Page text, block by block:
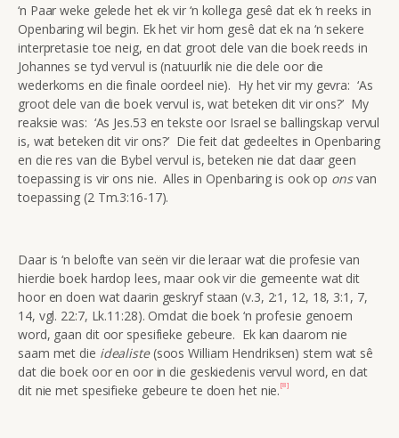
‘n Paar weke gelede het ek vir ‘n kollega gesê dat ek ‘n reeks in
Openbaring wil begin. Ek het vir hom gesê dat ek na ‘n sekere
interpretasie toe neig, en dat groot dele van die boek reeds in
Johannes se tyd vervul is (natuurlik nie die dele oor die
wederkoms en die finale oordeel nie). Hy het vir my gevra: ‘As
groot dele van die boek vervul is, wat beteken dit vir ons?’ My
reaksie was: ‘As Jes.53 en tekste oor Israel se ballingskap vervul
is, wat beteken dit vir ons?’ Die feit dat gedeeltes in Openbaring
en die res van die Bybel vervul is, beteken nie dat daar geen
toepassing is vir ons nie. Alles in Openbaring is ook op onsvan
toepassing (2 Tm.3:16-17).
Daar is ‘n belofte van seën vir die leraar wat die profesie van
hierdie boek hardop lees, maar ook vir die gemeente wat dit
hoor en doen wat daarin geskryf staan (v.3, 2:1, 12, 18, 3:1, 7,
14, vgl. 22:7, Lk.11:28). Omdat die boek ‘n profesie genoem
word, gaan dit oor spesifieke gebeure. Ek kan daarom nie
saam met die idealiste(soos William Hendriksen) stem wat sê
dat die boek oor en oor in die geskiedenis vervul word, en dat
dit nie met spesifieke gebeure te doen het nie. [8]